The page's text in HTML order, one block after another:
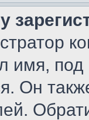
имя,
Он